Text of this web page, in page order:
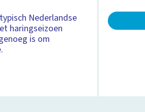
Nederlandse
haringseizoen
is om